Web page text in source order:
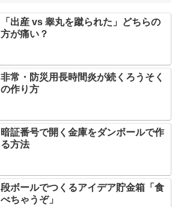
「出産 vs 睾丸を蹴られた」どちらの
方が痛い？
非常・防災用長時間炎が続くろうそく
の作り方
暗証番号で開く金庫をダンボールで作
る方法
段ボールでつくるアイデア貯金箱「食
べちゃうぞ」